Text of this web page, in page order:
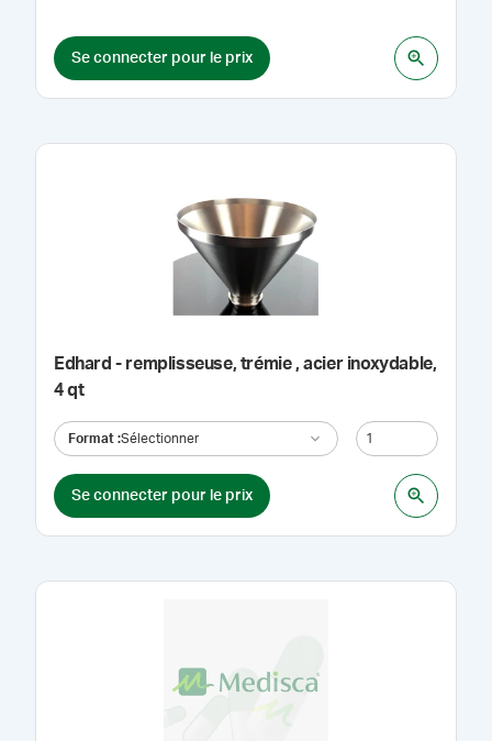
Se connecter pour le prix
Edhard - remplisseuse, trémie , acier inoxydable,
4 qt
Format :Sélectionner
Se connecter pour le prix